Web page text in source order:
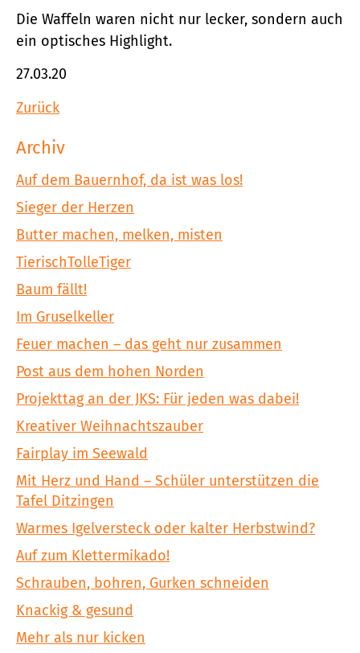
Die Waffeln waren nicht nur lecker, sondern auch
ein optisches Highlight.
27.03.20
Zurück
Archiv
Auf dem Bauernhof, da ist was los!
Sieger der Herzen
Butter machen, melken, misten
TierischTolleTiger
Baum fällt!
Im Gruselkeller
Feuer machen – das geht nur zusammen
Post aus dem hohen Norden
Projekttag an der JKS: Für jeden was dabei!
Kreativer Weihnachtszauber
Fairplay im Seewald
Mit Herz und Hand – Schüler unterstützen die
Tafel Ditzingen
Warmes Igelversteck oder kalter Herbstwind?
Auf zum Klettermikado!
Schrauben, bohren, Gurken schneiden
Knackig & gesund
Mehr als nur kicken